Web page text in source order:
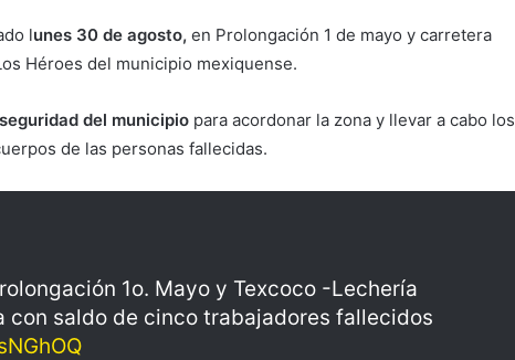
lunes 30 de agosto, en Prolongación 1 de mayo y carretera
Héroes del municipio mexiquense.
seguridad del municipio para acordonar la zona y llevar a cabo los
de las personas fallecidas.
1o. Mayo y Texcoco -Lechería
con saldo de cinco trabajadores fallecidos